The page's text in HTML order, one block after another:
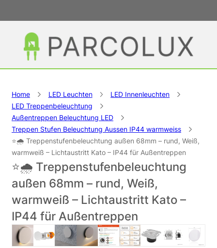
Home LED Leuchten
LED Innenleuchten
LED Treppenbeleuchtung
Außentreppen Beleuchtung LED
Treppen Stufen Beleuchtung Aussen IP44 warmweiss
⭐🌧️ Treppenstufenbeleuchtung außen 68mm – rund, Weiß,
warmweiß – Lichtaustritt Kato – IP44 für Außentreppen
⭐🌧️ Treppenstufenbeleuchtung
außen 68mm – rund, Weiß,
warmweiß – Lichtaustritt Kato –
IP44 für Außentreppen